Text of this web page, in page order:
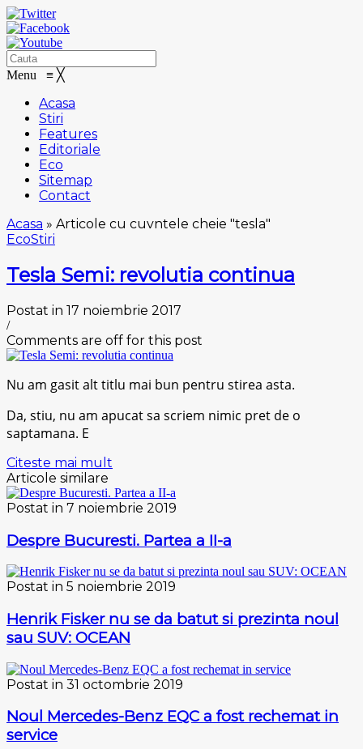
Menu ≡ ╳
Acasa
Stiri
Features
Editoriale
Eco
Sitemap
Contact
Acasa » Articole cu cuvntele cheie "tesla"
EcoStiri
Tesla Semi: revolutia continua
Postat in 17 noiembrie 2017
/
Comments are off for this post
Nu am gasit alt titlu mai bun pentru stirea asta.
Da, stiu, nu am apucat sa scriem nimic pret de o
saptamana. E
Citeste mai mult
Articole similare
Postat in 7 noiembrie 2019
Despre Bucuresti. Partea a II-a
Postat in 5 noiembrie 2019
Henrik Fisker nu se da batut si prezinta noul
sau SUV: OCEAN
Postat in 31 octombrie 2019
Noul Mercedes-Benz EQC a fost rechemat in
service